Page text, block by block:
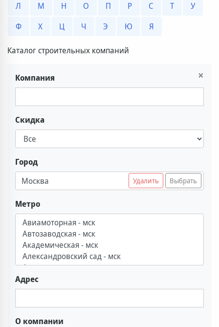
Л
М Н О П Р С Т
У
Ф
Х Ц Ч Э Ю Я
Каталог строительных компаний
×
Компания
Скидка
Город
Москва
Удалить Выбрать
Метро
Адрес
О компании